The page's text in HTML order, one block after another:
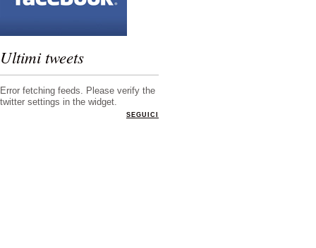
Ultimi tweets
Error fetching feeds. Please verify the
twitter settings in the widget.
SEGUICI